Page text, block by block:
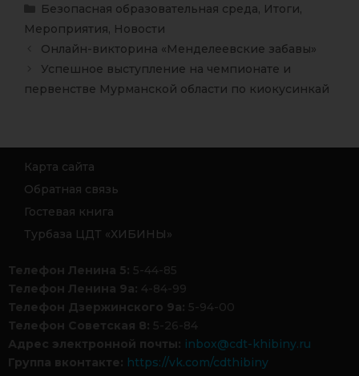
Безопасная образовательная среда, Итоги,
Мероприятия, Новости
Онлайн-викторина «Менделеевские забавы»
Успешное выступление на чемпионате и
первенстве Мурманской области по киокусинкай
Карта сайта
Обратная связь
Гостевая книга
Турбаза ЦДТ «ХИБИНЫ»
Телефон Ленина 5: 5-44-85
Телефон Ленина 9а: 4-84-99
Телефон Дзержинского 9а: 5-94-00
Телефон Советская 8: 5-26-84
Адрес электронной почты: inbox@cdt-khibiny.ru
Группа вконтакте: https://vk.com/cdthibiny